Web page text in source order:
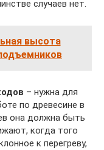
случаев нет.
высота
– нужна для
по древесине в
она должна быть
когда того
к перегреву,